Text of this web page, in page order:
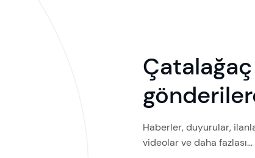
Haberler, duyurular,
videolar ve daha fazlası...